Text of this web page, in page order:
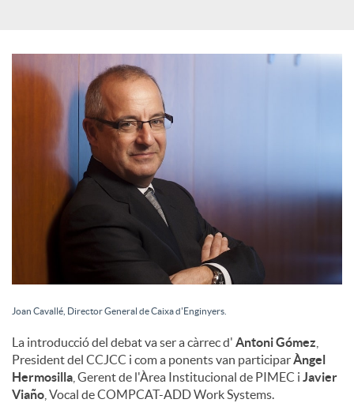
n
g
Joan Cavallé, Director General de Caixa d'Enginyers.
La introducció del debat va ser a càrrec d' Antoni Gómez
President del CCJCC i com a ponents van participarÀngel
Hermosilla , Gerent de l'Àrea Institucional de PIMEC i Javier
Viaño , Vocal de COMPCAT-ADD Work Systems.